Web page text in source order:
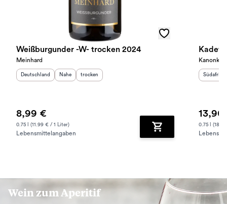
Weißburgunder -W- trocken 2024
Meinhard
Herkunftsland
Deutschland Herkunftsregion:
Nahe Geschmack
trocken
8,99 €
0.75 l (11.99 € / 1 Liter)
Lebensmittelangaben Zum Warenkorb
Kanonkop
Südafrika
13,90
0.75 l
Wein zum Aperitif